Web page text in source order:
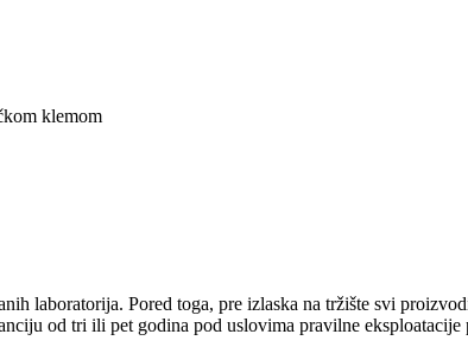
klemom
laboratorija. Pored toga, pre izlaska na tržište svi
od tri ili pet godina pod uslovima pravilne eksploatacije